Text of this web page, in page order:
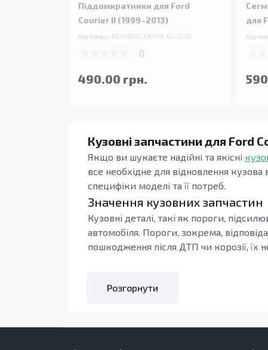
Піддомкратники для Ford
Courier II (1999–2013)
Код товару: 60.WBJACKXXXX.ALL.0.00
0
490.00 грн.
для
Код
Кузовні запчастини для Ford
Якщо ви шукаєте надійні та якісні
все необхідне для відновлення кузова
специфіки моделі та її потреб.
Значення кузовних запчастин
Кузовні деталі, такі як пороги,
автомобіля. Пороги, зокрема,
пошкодження після ДТП чи корозії, їх
довговічність — вони ефективно
Кузовні запчастини для Ford Courier II
Розгорнути